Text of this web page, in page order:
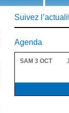
Suivez
Agenda
SAM 3 OCT